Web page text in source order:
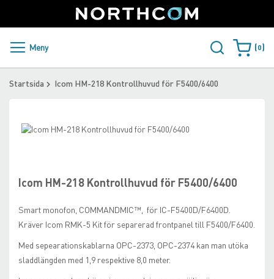
to
Content
Sweden
PRODUKTER OCH LÖSNINGAR
ÅTERFÖRSÄLJARE
Meny Varukorgen
0
Startsida Icom HM-218 Kontrollhuvud för F5400/6400
Icom HM-218 Kontrollhuvud för F5400/6400
Smart monofon, COMMANDMIC™, för IC-F5400D/F6400D.
Kräver Icom RMK-5 Kit för separerad frontpanel till F5400/F6400.
Med sepearationskablarna OPC-2373, OPC-2374 kan man utöka
sladdlängden med 1,9 respektive 8,0 meter.
Skip
the
gallery
beginning
of
images
gallery